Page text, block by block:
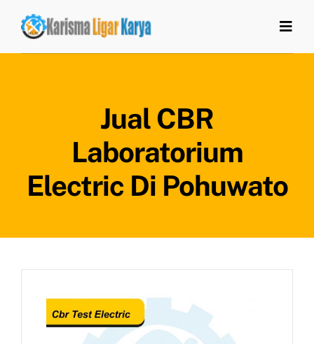
content
Artikel
Jual CBR
Laboratorium
Electric Di Pohuwato